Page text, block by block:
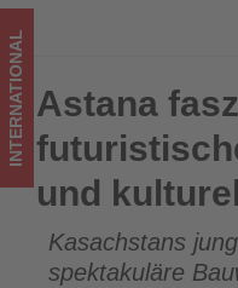
Wissen,
was
im
Tourismus
los
ist!
Astana fasziniert mit
kulturellen Kontrasten
INTERNATIONAL Astana
und
Kasachstans
spektakuläre